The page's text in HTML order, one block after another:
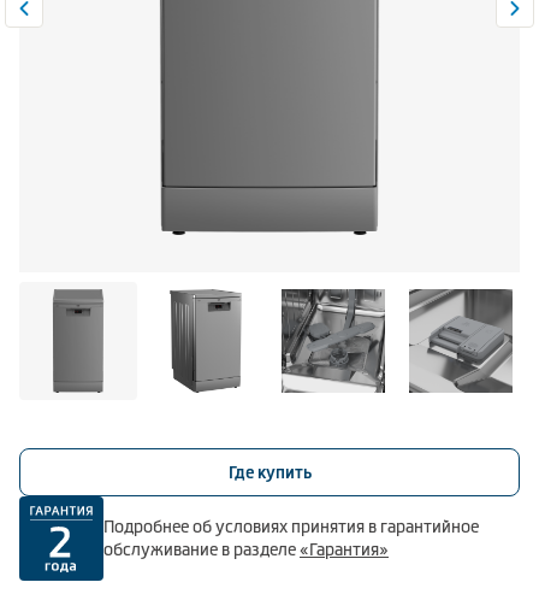
Где купить
Подробнее об условиях принятия в гарантийное
обслуживание в разделе«Гарантия»